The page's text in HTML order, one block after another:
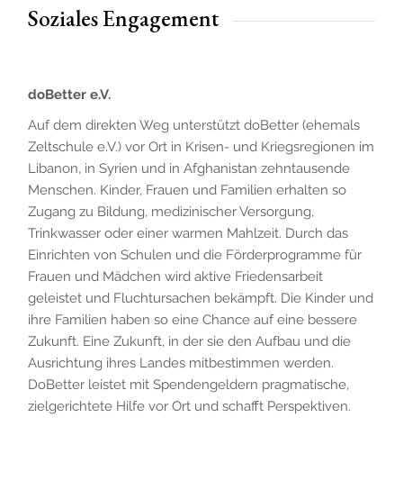
Soziales Engagement
doBetter e.V.
Auf dem direkten Weg unterstützt doBetter (ehemals
Zeltschule e.V.) vor Ort in Krisen- und Kriegsregionen im
Libanon, in Syrien und in Afghanistan zehntausende
Menschen. Kinder, Frauen und Familien erhalten so
Zugang zu Bildung, medizinischer Versorgung,
Trinkwasser oder einer warmen Mahlzeit. Durch das
Einrichten von Schulen und die Förderprogramme für
Frauen und Mädchen wird aktive Friedensarbeit
geleistet und Fluchtursachen bekämpft. Die Kinder und
ihre Familien haben so eine Chance auf eine bessere
Zukunft. Eine Zukunft, in der sie den Aufbau und die
Ausrichtung ihres Landes mitbestimmen werden.
DoBetter leistet mit Spendengeldern pragmatische,
zielgerichtete Hilfe vor Ort und schafft Perspektiven.